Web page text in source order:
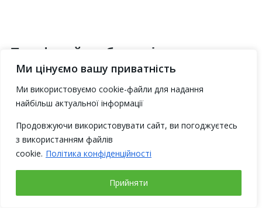
Ми цінуємо вашу приватність
Ми використовуємо cookie-файли для надання
найбільш актуальної інформації
Продовжуючи використовувати сайт, ви погоджуєтесь
з використанням файлів
cookie. Політика конфіденційності
Прийняти
Телефонуйте або пишіть прямо зараз
+38 (096) 798 12 73
+38 (099) 133 20 83
+38 (063) 233 11 85